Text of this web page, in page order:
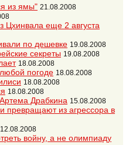
из ямы" 21.08.2008
Цхинвала еще 2 августа
по дешевке 19.08.2008
секреты 19.08.2008
18.08.2008
погоде 18.08.2008
18.08.2008
18.08.2008
Драбкина 15.08.2008
превращают из агрессора в
12.08.2008
войну, а не олимпиаду